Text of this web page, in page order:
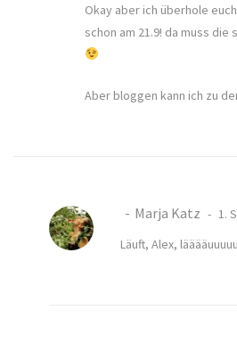
Okay aber ich überhole
schon am 21.9! da muss
Aber bloggen kann ich zu
Marja Katz 1.
Läuft, Alex,